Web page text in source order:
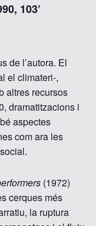
103’
de l’autora. El
el climateri-,
altres recursos
dramatitzacions i
aspectes
com ara les
(1972)
cerques més
la ruptura